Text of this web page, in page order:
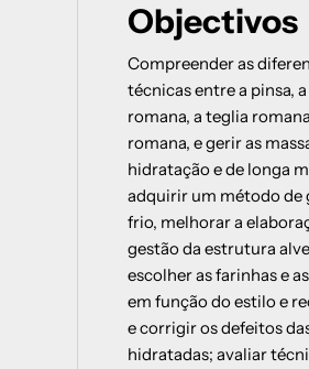
– Hornos de
diferencias en sus
Cocção da
fenómenos
A seleção dos
Segurança e
segura e
Objectivos
Compreender as
técnicas entre a pinsa,
romana, a teglia
romana, e gerir as
hidratação e de longa
adquirir um método de
frio, melhorar a
gestão da estrutura
escolher as farinhas e
em função do estilo e
e corrigir os defeitos
hidratadas; avaliar